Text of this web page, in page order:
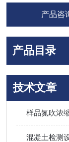
产品咨
产品目录
技术文章
样品氮吹浓
混凝土检测